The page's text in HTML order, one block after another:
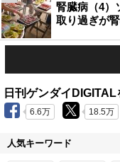
腎臓病（4）
取り過ぎが
日刊ゲンダイDIGITAL
6.6万 18.5万
人気キーワード